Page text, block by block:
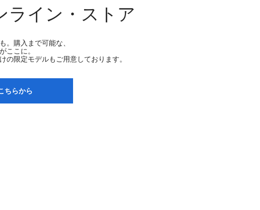
ライン・ストア
。購入まで可能な、
ここに。
の限定モデルもご用意しております。
ちらから